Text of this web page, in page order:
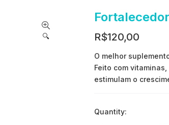
🔍 R$120,00
O melhor
Feito com
estimulam o
Quantity: